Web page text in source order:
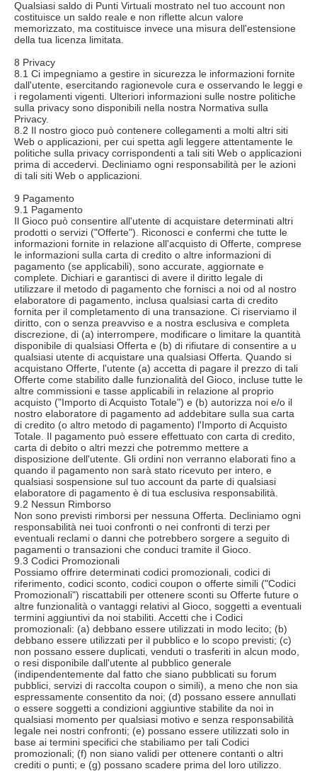
Qualsiasi saldo di Punti Virtuali mostrato nel tuo account non
costituisce un saldo reale e non riflette alcun valore
memorizzato, ma costituisce invece una misura dell'estensione
della tua licenza limitata.
8 Privacy
8.1 Ci impegniamo a gestire in sicurezza le informazioni fornite
dall'utente, esercitando ragionevole cura e osservando le leggi e
i regolamenti vigenti. Ulteriori informazioni sulle nostre politiche
sulla privacy sono disponibili nella nostra Normativa sulla
Privacy.
8.2 Il nostro gioco può contenere collegamenti a molti altri siti
Web o applicazioni, per cui spetta agli leggere attentamente le
politiche sulla privacy corrispondenti a tali siti Web o applicazioni
prima di accedervi. Decliniamo ogni responsabilità per le azioni
di tali siti Web o applicazioni.
9 Pagamento
9.1 Pagamento
Il Gioco può consentire all'utente di acquistare determinati altri
prodotti o servizi ("Offerte"). Riconosci e confermi che tutte le
informazioni fornite in relazione all'acquisto di Offerte, comprese
le informazioni sulla carta di credito o altre informazioni di
pagamento (se applicabili), sono accurate, aggiornate e
complete. Dichiari e garantisci di avere il diritto legale di
utilizzare il metodo di pagamento che fornisci a noi od al nostro
elaboratore di pagamento, inclusa qualsiasi carta di credito
fornita per il completamento di una transazione. Ci riserviamo il
diritto, con o senza preavviso e a nostra esclusiva e completa
discrezione, di (a) interrompere, modificare o limitare la quantità
disponibile di qualsiasi Offerta e (b) di rifiutare di consentire a u
qualsiasi utente di acquistare una qualsiasi Offerta. Quando si
acquistano Offerte, l'utente (a) accetta di pagare il prezzo di tali
Offerte come stabilito dalle funzionalità del Gioco, incluse tutte le
altre commissioni e tasse applicabili in relazione al proprio
acquisto ("Importo di Acquisto Totale") e (b) autorizza noi e/o il
nostro elaboratore di pagamento ad addebitare sulla sua carta
di credito (o altro metodo di pagamento) l'Importo di Acquisto
Totale. Il pagamento può essere effettuato con carta di credito,
carta di debito o altri mezzi che potremmo mettere a
disposizione dell'utente. Gli ordini non verranno elaborati fino a
quando il pagamento non sarà stato ricevuto per intero, e
qualsiasi sospensione sul tuo account da parte di qualsiasi
elaboratore di pagamento è di tua esclusiva responsabilità.
9.2 Nessun Rimborso
Non sono previsti rimborsi per nessuna Offerta. Decliniamo ogni
responsabilità nei tuoi confronti o nei confronti di terzi per
eventuali reclami o danni che potrebbero sorgere a seguito di
pagamenti o transazioni che conduci tramite il Gioco.
9.3 Codici Promozionali
Possiamo offrire determinati codici promozionali, codici di
riferimento, codici sconto, codici coupon o offerte simili ("Codici
Promozionali") riscattabili per ottenere sconti su Offerte future o
altre funzionalità o vantaggi relativi al Gioco, soggetti a eventuali
termini aggiuntivi da noi stabiliti. Accetti che i Codici
promozionali: (a) debbano essere utilizzati in modo lecito; (b)
debbano essere utilizzati per il pubblico e lo scopo previsti; (c)
non possano essere duplicati, venduti o trasferiti in alcun modo,
o resi disponibile dall'utente al pubblico generale
(indipendentemente dal fatto che siano pubblicati su forum
pubblici, servizi di raccolta coupon o simili), a meno che non sia
espressamente consentito da noi; (d) possano essere annullati
o essere soggetti a condizioni aggiuntive stabilite da noi in
qualsiasi momento per qualsiasi motivo e senza responsabilità
legale nei nostri confronti; (e) possano essere utilizzati solo in
base ai termini specifici che stabiliamo per tali Codici
promozionali; (f) non siano validi per ottenere contanti o altri
crediti o punti; e (g) possano scadere prima del loro utilizzo.